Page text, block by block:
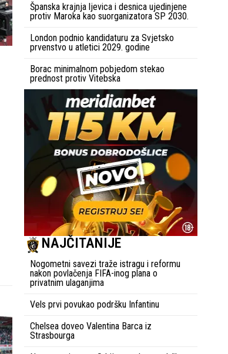
Španska krajnja ljevica i desnica ujedinjene
protiv Maroka kao suorganizatora SP 2030.
London podnio kandidaturu za Svjetsko
prvenstvo u atletici 2029. godine
Borac minimalnom pobjedom stekao
prednost protiv Vitebska
NAJČITANIJE
Nogometni savezi traže istragu i reformu
nakon povlačenja FIFA-inog plana o
privatnim ulaganjima
Vels prvi povukao podršku Infantinu
Chelsea doveo Valentina Barca iz
Strasbourga